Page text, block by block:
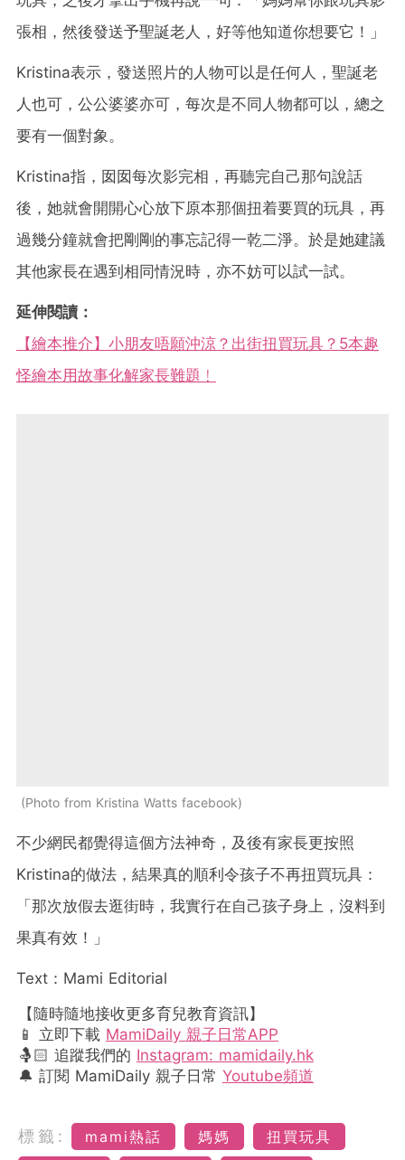
張相，然後發送予聖誕老人，好等他知道你想要它！」
Kristina表示，發送照片的人物可以是任何人，聖誕老
人也可，公公婆婆亦可，每次是不同人物都可以，總之
要有一個對象。
Kristina指，囡囡每次影完相，再聽完自己那句說話
後，她就會開開心心放下原本那個扭着要買的玩具，再
過幾分鐘就會把剛剛的事忘記得一乾二淨。於是她建議
其他家長在遇到相同情況時，亦不妨可以試一試。
延伸閱讀：
【繪本推介】小朋友唔願沖涼？出街扭買玩具？5本趣
怪繪本用故事化解家長難題﹗
Photo from Kristina Watts facebook
不少網民都覺得這個方法神奇，及後有家長更按照
Kristina的做法，結果真的順利令孩子不再扭買玩具：
「那次放假去逛街時，我實行在自己孩子身上，沒料到
果真有效！」
Text：Mami Editorial
【隨時隨地接收更多育兒教育資訊】
📱 立即下載 MamiDaily 親子日常APP
🤱🏻 追蹤我們的 Instagram: mamidaily.hk
🔔 訂閱 MamiDaily 親子日常 Youtube頻道
標籤: mami熱話 媽媽
扭買玩具